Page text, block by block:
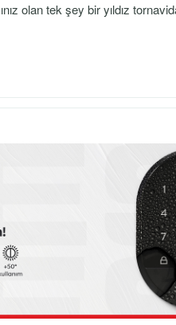
olan tek şey bir yıldız